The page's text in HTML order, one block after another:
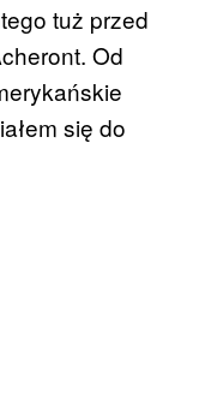
tuż przed
Od
się do